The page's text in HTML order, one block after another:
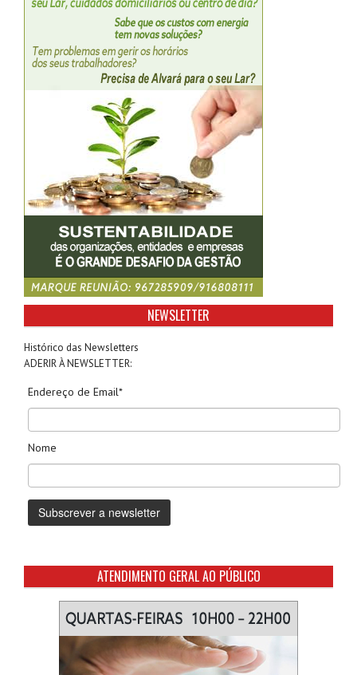
NEWSLETTER
Histórico das Newsletters
ADERIR À NEWSLETTER:
Endereço de Email*
Nome
ATENDIMENTO GERAL AO PÚBLICO